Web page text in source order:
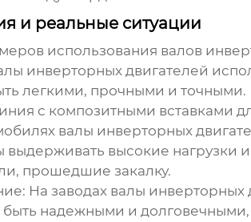
и реальные ситуации
использования валов
инверторных двигателей
легкими, прочными и
с композитными вставками
валы инверторных
выдерживать высокие
прошедшие закалку.
: На заводах валы инверторных
надежными и долговечными,